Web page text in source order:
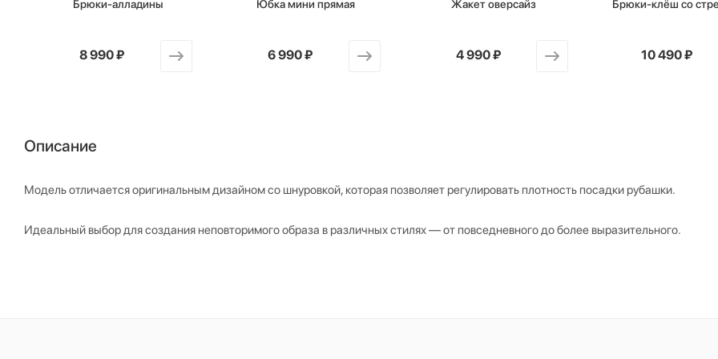
Брюки-алладины
от8 990 ₽
Юбка мини прямая
от6 990 ₽
Жакет оверсайз
4 990 ₽
Брюки-клёш со
10 490 ₽
Описание
Модель отличается оригинальным дизайном со шнуровкой, которая позволяет регулировать плотность посадки рубашки.
Идеальный выбор для создания неповторимого образа в различных стилях — от повседневного до более выразительного.